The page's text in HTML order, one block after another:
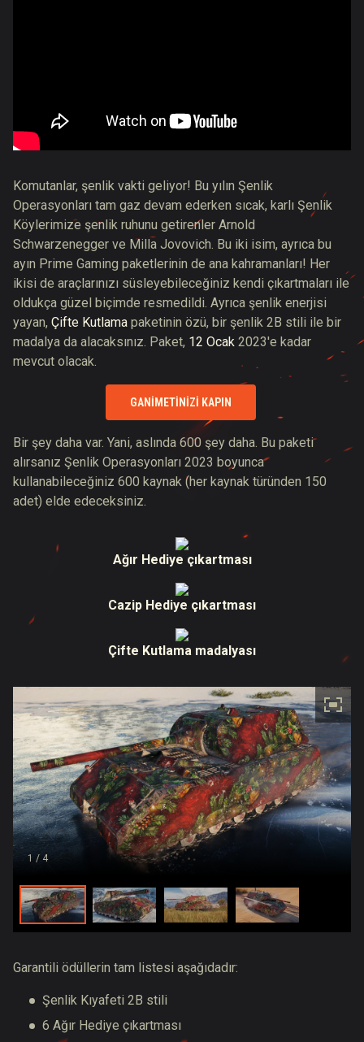
Komutanlar, şenlik vakti geliyor! Bu yılın Şenlik
Operasyonları tam gaz devam ederken sıcak, karlı Şenlik
Köylerimize şenlik ruhunu getirenler Arnold
Schwarzenegger ve Milla Jovovich. Bu iki isim, ayrıca bu
ayın Prime Gaming paketlerinin de ana kahramanları! Her
ikisi de araçlarınızı süsleyebileceğiniz kendi çıkartmaları ile
oldukça güzel biçimde resmedildi. Ayrıca şenlik enerjisi
yayan, Çifte Kutlama paketinin özü, bir şenlik 2B stili ile bir
madalya da alacaksınız. Paket, 12 Ocak 2023'e kadar
mevcut olacak.
GANIMETINIZI KAPIN
Bir şey daha var. Yani, aslında 600 şey daha. Bu paketi
alırsanız Şenlik Operasyonları 2023 boyunca
kullanabileceğiniz 600 kaynak (her kaynak türünden 150
adet) elde edeceksiniz.
Ağır Hediye çıkartması
Cazip Hediye çıkartması
Çifte Kutlama madalyası
1 / 4
Garantili ödüllerin tam listesi aşağıdadır:
Şenlik Kıyafeti 2B stili
6 Ağır Hediye çıkartması